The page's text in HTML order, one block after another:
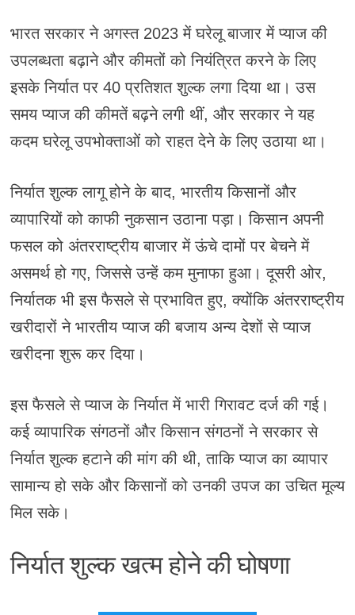
भारत सरकार ने अगस्त 2023 में घरेलू बाजार में प्याज की
उपलब्धता बढ़ाने और कीमतों को नियंत्रित करने के लिए
इसके निर्यात पर 40 प्रतिशत शुल्क लगा दिया था। उस
समय प्याज की कीमतें बढ़ने लगी थीं, और सरकार ने यह
कदम घरेलू उपभोक्ताओं को राहत देने के लिए उठाया था।
निर्यात शुल्क लागू होने के बाद, भारतीय किसानों और
व्यापारियों को काफी नुकसान उठाना पड़ा। किसान अपनी
फसल को अंतरराष्ट्रीय बाजार में ऊंचे दामों पर बेचने में
असमर्थ हो गए, जिससे उन्हें कम मुनाफा हुआ। दूसरी ओर,
निर्यातक भी इस फैसले से प्रभावित हुए, क्योंकि अंतरराष्ट्रीय
खरीदारों ने भारतीय प्याज की बजाय अन्य देशों से प्याज
खरीदना शुरू कर दिया।
इस फैसले से प्याज के निर्यात में भारी गिरावट दर्ज की गई।
कई व्यापारिक संगठनों और किसान संगठनों ने सरकार से
निर्यात शुल्क हटाने की मांग की थी, ताकि प्याज का व्यापार
सामान्य हो सके और किसानों को उनकी उपज का उचित मूल्य
मिल सके।
निर्यात शुल्क खत्म होने की घोषणा